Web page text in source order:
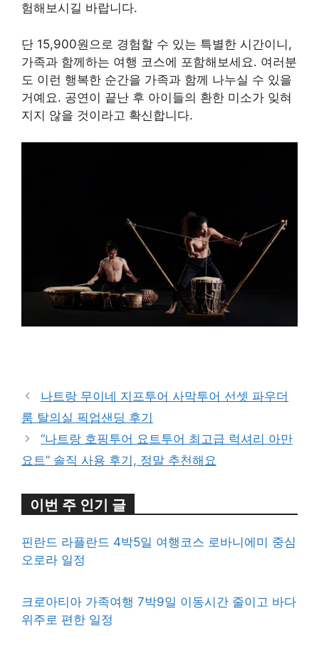
험해보시길 바랍니다.
단 15,900원으로 경험할 수 있는 특별한 시간이니,
가족과 함께하는 여행 코스에 포함해보세요. 여러분
도 이런 행복한 순간을 가족과 함께 나누실 수 있을
거예요. 공연이 끝난 후 아이들의 환한 미소가 잊혀
지지 않을 것이라고 확신합니다.
나트랑 무이네 지프투어 사막투어 선셋 파우더
룸 탈의실 픽업샌딩 후기
“나트랑 호핑투어 요트투어 최고급 럭셔리 아만
요트” 솔직 사용 후기, 정말 추천해요
이번 주 인기 글
핀란드 라플란드 4박5일 여행코스 로바니에미 중심
오로라 일정
크로아티아 가족여행 7박9일 이동시간 줄이고 바다
위주로 편한 일정